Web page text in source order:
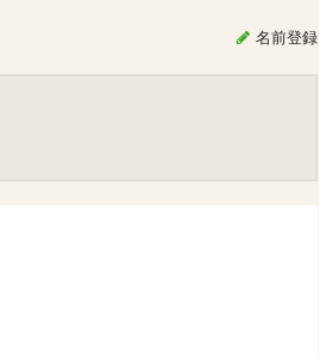
名前登録